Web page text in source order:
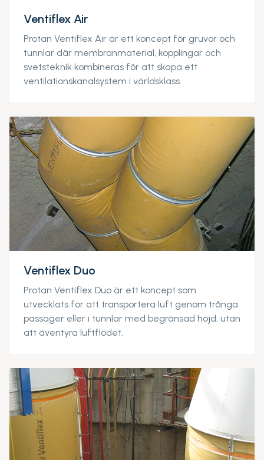
Ventiflex Air
Protan Ventiflex Air är ett koncept för gruvor och
tunnlar där membranmaterial, kopplingar och
svetsteknik kombineras för att skapa ett
ventilationskanalsystem i världsklass.
Ventiflex Duo
Protan Ventiflex Duo är ett koncept som
utvecklats för att transportera luft genom trånga
passager eller i tunnlar med begränsad höjd, utan
att äventyra luftflödet.